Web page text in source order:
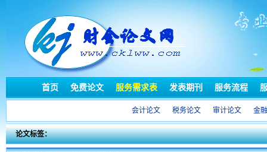
首页 免费论文 服务需求表 发表期刊 服务流程
会计论文 税务论文 审计论文 金
论文标签：